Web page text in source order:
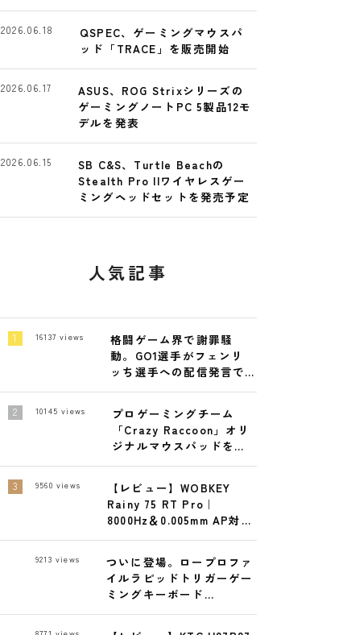
QSPEC、ゲーミングマウスパ
ッド「TRACE」を販売開始
2026.06.18
ASUS、ROG Strixシリーズの
ゲーミングノートPC 5製品12モ
デルを発表
2026.06.17
SB C&S、Turtle Beachの
Stealth Pro IIワイヤレスゲー
ミングヘッドセットを発売予定
2026.06.15
人気記事
格闘ゲーム界で謝罪騒
動。GO1選手がフェンリ
ッち選手への配信発言で
16137 views
プロゲーミングチーム
「Crazy Raccoon」オリ
ジナルマウスパッドを発
10145 views
【レビュー】WOBKEY
Rainy 75 RT Pro｜
8000Hz＆0.005mm AP対応
9560 views
ついに登場。ロープロファ
イルラピッドトリガーゲー
ミングキーボード
9213 views